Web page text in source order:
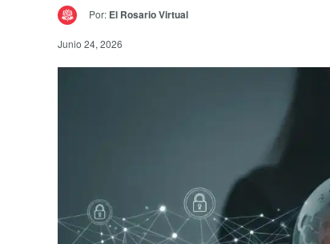
Por: El Rosario Virtual
Junio 24, 2026